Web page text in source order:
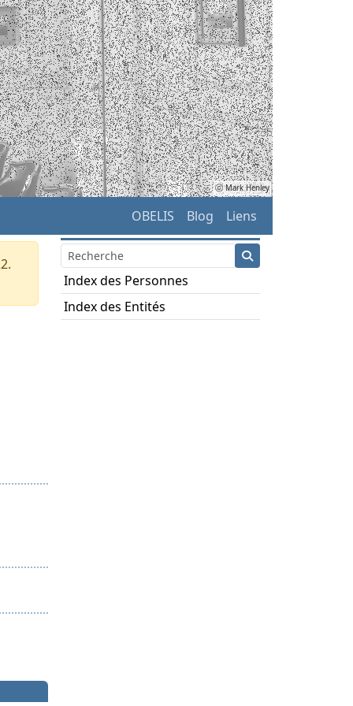
ⓒ Mark Henley
OBELIS Blog Liens
Index des Personnes
Index des Entités